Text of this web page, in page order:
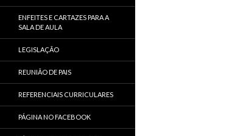
ENFEITES E CARTAZES PARA A
SALA DE AULA
LEGISLAÇÃO
REUNIÃO DE PAIS
REFERENCIAIS CURRICULARES
PÁGINA NO FACEBOOK